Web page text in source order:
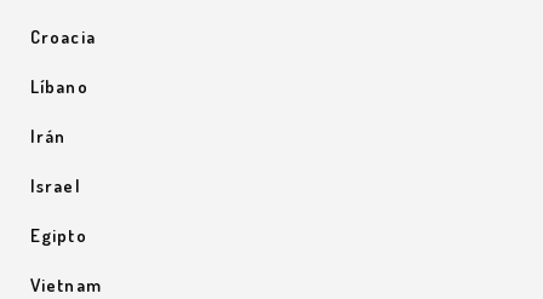
Croacia
Líbano
Irán
Israel
Egipto
Vietnam